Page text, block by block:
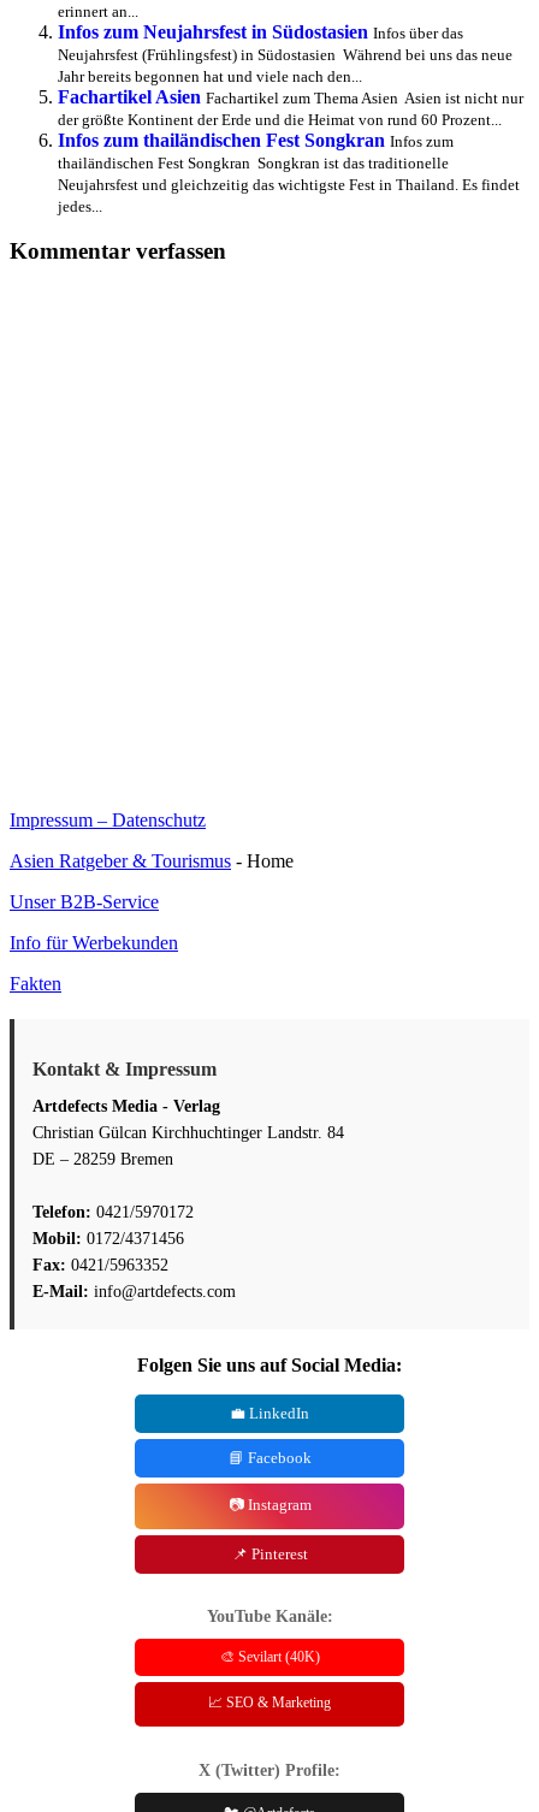
erinnert an...
Infos zum Neujahrsfest in Südostasien Infos über das
Neujahrsfest (Frühlingsfest) in Südostasien Während bei uns das neue
Jahr bereits begonnen hat und viele nach den...
Fachartikel Asien Fachartikel zum Thema Asien Asien ist nicht nur
der größte Kontinent der Erde und die Heimat von rund 60 Prozent...
Infos zum thailändischen Fest Songkran Infos zum
thailändischen Fest Songkran Songkran ist das traditionelle
Neujahrsfest und gleichzeitig das wichtigste Fest in Thailand. Es findet
jedes...
Kommentar verfassen
Impressum – Datenschutz
Asien Ratgeber & Tourismus - Home
Unser B2B-Service
Info für Werbekunden
Fakten
Kontakt & Impressum
Artdefects Media - Verlag
Christian Gülcan Kirchhuchtinger Landstr. 84
DE – 28259 Bremen
Telefon: 0421/5970172
Mobil: 0172/4371456
Fax: 0421/5963352
E-Mail: info@artdefects.com
Folgen Sie uns auf Social Media:
💼 LinkedIn
📘 Facebook
📷 Instagram
📌 Pinterest
YouTube Kanäle:
🎨 Sevilart (40K)
📈 SEO & Marketing
X (Twitter) Profile: